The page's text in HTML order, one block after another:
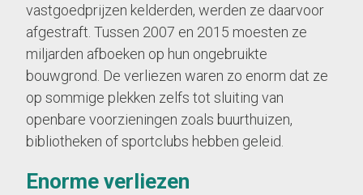
vastgoedprijzen kelderden, werden ze daarvoor
afgestraft. Tussen 2007 en 2015 moesten ze
miljarden afboeken op hun ongebruikte
bouwgrond. De verliezen waren zo enorm dat ze
op sommige plekken zelfs tot sluiting van
openbare voorzieningen zoals buurthuizen,
bibliotheken of sportclubs hebben geleid.
Enorme verliezen